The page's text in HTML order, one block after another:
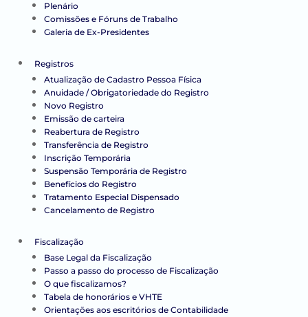
Plenário
Comissões e Fóruns de Trabalho
Galeria de Ex-Presidentes
Registros
Atualização de Cadastro Pessoa Física
Anuidade / Obrigatoriedade do Registro
Novo Registro
Emissão de carteira
Reabertura de Registro
Transferência de Registro
Inscrição Temporária
Suspensão Temporária de Registro
Benefícios do Registro
Tratamento Especial Dispensado
Cancelamento de Registro
Fiscalização
Base Legal da Fiscalização
Passo a passo do processo de Fiscalização
O que fiscalizamos?
Tabela de honorários e VHTE
Orientações aos escritórios de Contabilidade